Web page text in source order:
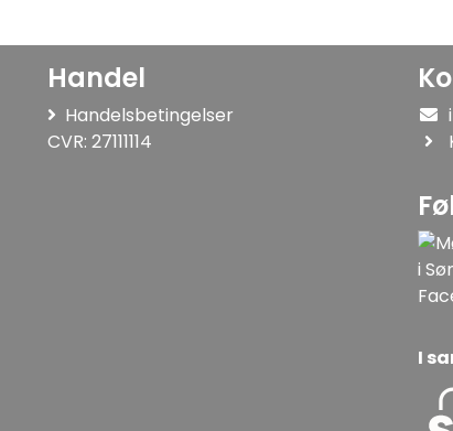
Handel
Handelsbetingelser
CVR: 27111114
I